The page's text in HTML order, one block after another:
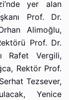
yer alan
Prof. Dr.
Alimoğlu,
Prof. Dr.
Rafet Vergili,
Rektör Prof.
Tezsever,
Yenice